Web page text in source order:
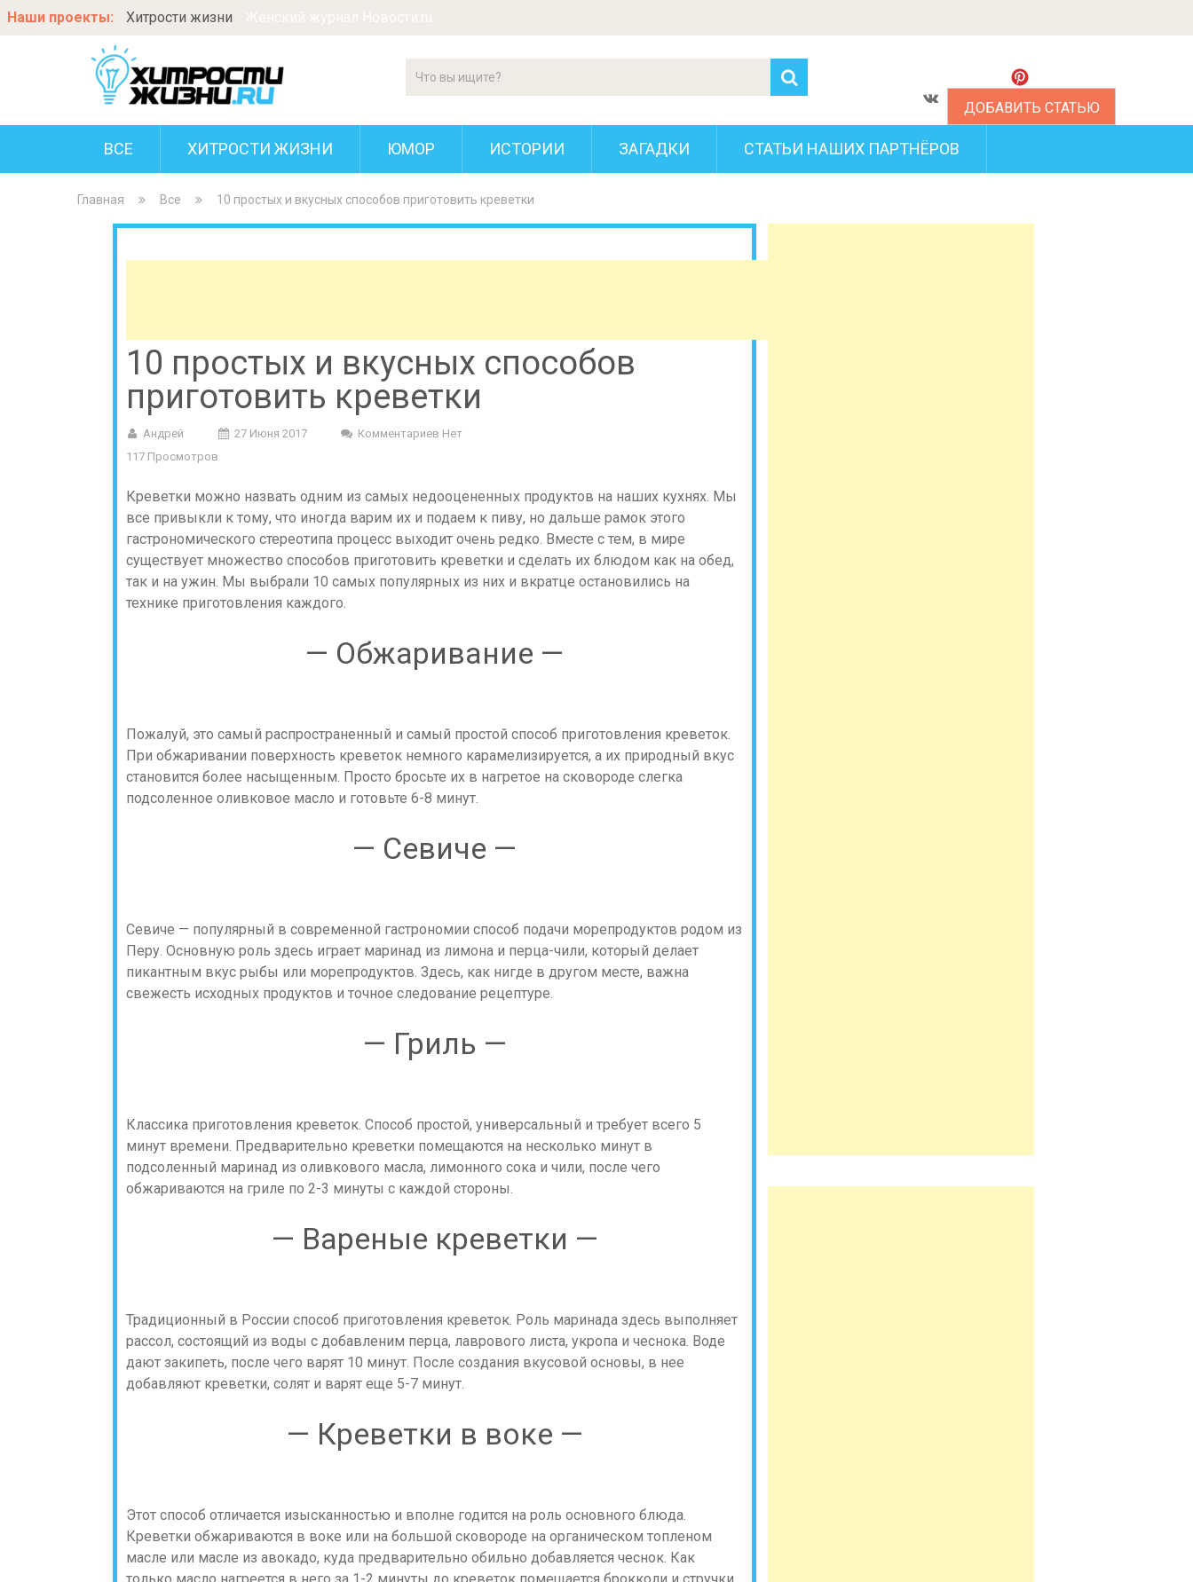
Наши проекты: Хитрости жизни
ДОБАВИТЬ СТАТЬЮ
ВСЕ ХИТРОСТИ ЖИЗНИ ЮМОР ИСТОРИИ ЗАГАДКИ СТАТЬИ НАШИХ ПАРТНЁРОВ
Главная Все 10 простых и вкусных способов приготовить креветки
10 простых и вкусных способов
приготовить креветки
Андрей 27 Июня 2017
Комментариев Нет
117 Просмотров
Креветки можно назвать одним из самых недооцененных продуктов на наших кухнях. Мы
все привыкли к тому, что иногда варим их и подаем к пиву, но дальше рамок этого
гастрономического стереотипа процесс выходит очень редко. Вместе с тем, в мире
существует множество способов приготовить креветки и сделать их блюдом как на обед,
так и на ужин. Мы выбрали 10 самых популярных из них и вкратце остановились на
технике приготовления каждого.
— Обжаривание —
Пожалуй, это самый распространенный и самый простой способ приготовления креветок.
При обжаривании поверхность креветок немного карамелизируется, а их природный вкус
становится более насыщенным. Просто бросьте их в нагретое на сковороде слегка
подсоленное оливковое масло и готовьте 6-8 минут.
— Севиче —
Севиче — популярный в современной гастрономии способ подачи морепродуктов родом из
Перу. Основную роль здесь играет маринад из лимона и перца-чили, который делает
пикантным вкус рыбы или морепродуктов. Здесь, как нигде в другом месте, важна
свежесть исходных продуктов и точное следование рецептуре.
— Гриль —
Классика приготовления креветок. Способ простой, универсальный и требует всего 5
минут времени. Предварительно креветки помещаются на несколько минут в
подсоленный маринад из оливкового масла, лимонного сока и чили, после чего
обжариваются на гриле по 2-3 минуты с каждой стороны.
— Вареные креветки —
Традиционный в России способ приготовления креветок. Роль маринада здесь выполняет
рассол, состоящий из воды с добавленим перца, лаврового листа, укропа и чеснока. Воде
дают закипеть, после чего варят 10 минут. После создания вкусовой основы, в нее
добавляют креветки, солят и варят еще 5-7 минут.
— Креветки в воке —
Этот способ отличается изысканностью и вполне годится на роль основного блюда.
Креветки обжариваются в воке или на большой сковороде на органическом топленом
масле или масле из авокадо, куда предварительно обильно добавляется чеснок. Как